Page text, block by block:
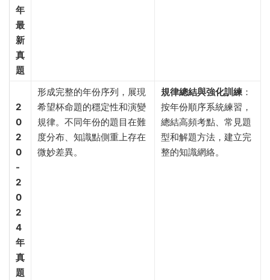
年
最
新
真
題
2
0
2
0
-
2
0
2
4
年
真
題
形成完整的年份序列，展現
希望杯命題的穩定性和演變
規律。不同年份的題目在難
度分布、知識點側重上存在
微妙差異。
規律總結與強化訓練 ​：
按年份順序系統練習，
總結高頻考點、常見題
型和解題方法，建立完
整的知識網絡。